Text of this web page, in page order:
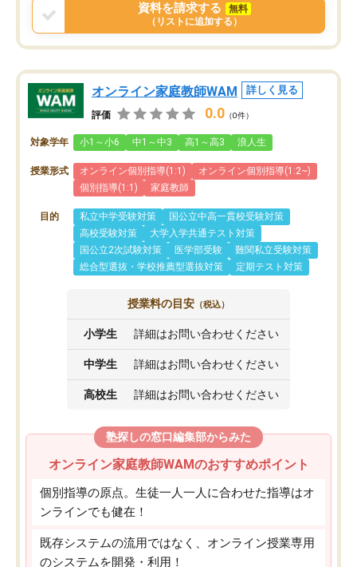
資料を請求する
無料
（リストに追加する）
オンライン家庭教師WAM 詳しく見る
評価 0.0 （0件）
対象学年 小1～小6 中1～中3 高1～高3 浪人生
授業形式 オンライン個別指導(1:1)
オンライン個別指導(1:2~)
個別指導(1:1)
家庭教師
目的 私立中学受験対策
国公立中高一貫校受験対策
高校受験対策
大学入学共通テスト対策
国公立2次試験対策
医学部受験
難関私立受験対策
総合型選抜・学校推薦型選抜対策
定期テスト対策
授業料の目安 （税込）
小学生 詳細はお問い合わせください
中学生 詳細はお問い合わせください
高校生 詳細はお問い合わせください
塾探しの窓口編集部からみた
オンライン家庭教師WAMのおすすめポイント
個別指導の原点。生徒一人一人に合わせた指導はオ
ンラインでも健在！
既存システムの流用ではなく、オンライン授業専用
のシステムを開発・利用！